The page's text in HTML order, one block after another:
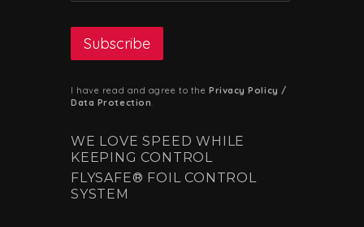
I have read and agree to the Privacy Policy /
Data Protection.
WE LOVE SPEED WHILE
KEEPING CONTROL
FLYSAFE® FOIL CONTROL
SYSTEM